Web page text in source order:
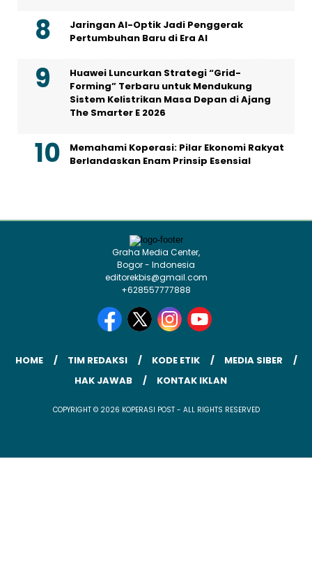
Jaringan AI-Optik Jadi Penggerak
Pertumbuhan Baru di Era AI
Huawei Luncurkan Strategi “Grid-
Forming” Terbaru untuk Mendukung
Sistem Kelistrikan Masa Depan di Ajang
The Smarter E 2026
Memahami Koperasi: Pilar Ekonomi Rakyat
Berlandaskan Enam Prinsip Esensial
Graha Media Center,
Bogor - Indonesia
editorekbis@gmail.com
+628557777888
HOME TIM REDAKSI KODE ETIK
MEDIA SIBER
HAK JAWAB
KONTAK IKLAN
COPYRIGHT © 2026 KOPERASI POST - ALL RIGHTS RESERVED